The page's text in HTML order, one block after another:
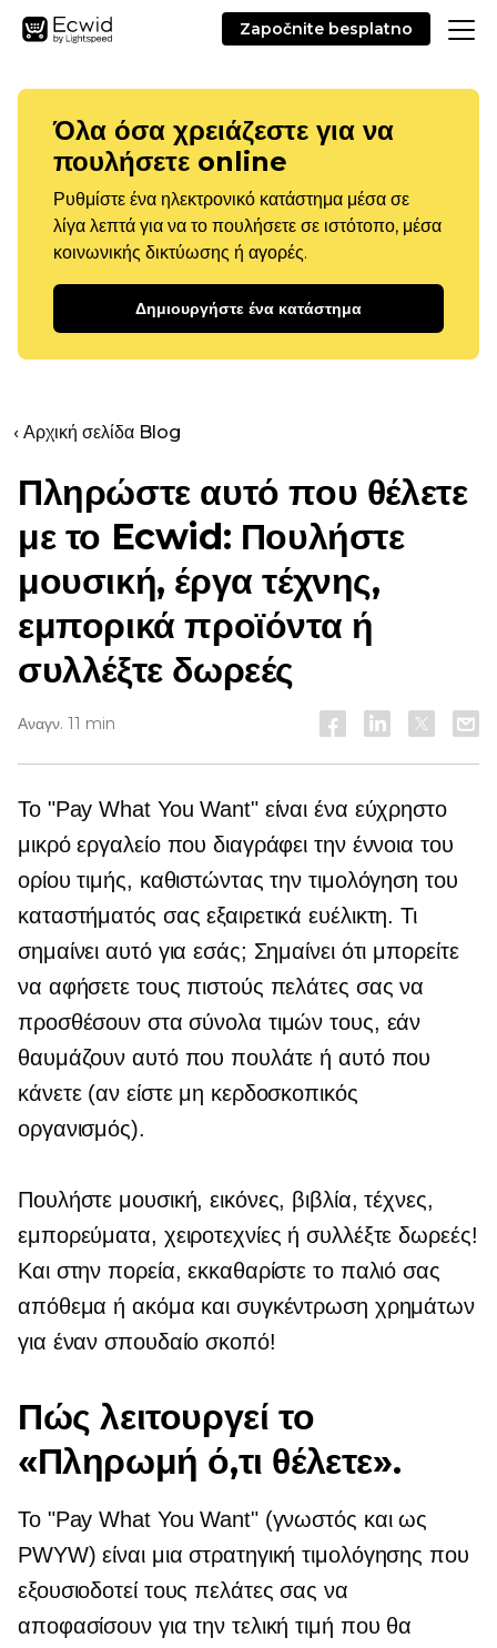
Započnite besplatno
Όλα όσα χρειάζεστε για να
πουλήσετε online
Ρυθμίστε ένα ηλεκτρονικό κατάστημα μέσα σε
λίγα λεπτά για να το πουλήσετε σε ιστότοπο, μέσα
κοινωνικής δικτύωσης ή αγορές.
Δημιουργήστε ένα κατάστημα
‹ Αρχική σελίδα Blog
Πληρώστε αυτό που θέλετε
με το Ecwid: Πουλήστε
μουσική, έργα τέχνης,
εμπορικά προϊόντα ή
συλλέξτε δωρεές
Αναγν. 11 min
Το "Pay What You Want" είναι ένα εύχρηστο
μικρό εργαλείο που διαγράφει την έννοια του
ορίου τιμής, καθιστώντας την τιμολόγηση του
καταστήματός σας εξαιρετικά ευέλικτη. Τι
σημαίνει αυτό για εσάς; Σημαίνει ότι μπορείτε
να αφήσετε τους πιστούς πελάτες σας να
προσθέσουν στα σύνολα τιμών τους, εάν
θαυμάζουν αυτό που πουλάτε ή αυτό που
κάνετε (αν είστε μη κερδοσκοπικός
οργανισμός).
Πουλήστε μουσική, εικόνες, βιβλία, τέχνες,
εμπορεύματα, χειροτεχνίες ή συλλέξτε δωρεές!
Και στην πορεία, εκκαθαρίστε το παλιό σας
απόθεμα ή ακόμα και συγκέντρωση χρημάτων
για έναν σπουδαίο σκοπό!
Πώς λειτουργεί το
«Πληρωμή ό,τι θέλετε».
Το "Pay What You Want" (γνωστός και ως
PWYW) είναι μια στρατηγική τιμολόγησης που
εξουσιοδοτεί τους πελάτες σας να
αποφασίσουν για την τελική τιμή που θα